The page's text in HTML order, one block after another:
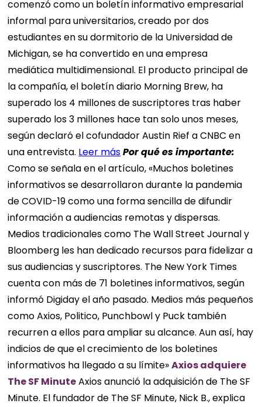
comenzó como un boletín informativo empresarial
informal para universitarios, creado por dos
estudiantes en su dormitorio de la Universidad de
Michigan, se ha convertido en una empresa
mediática multidimensional. El producto principal de
la compañía, el boletín diario Morning Brew, ha
superado los 4 millones de suscriptores tras haber
superado los 3 millones hace tan solo unos meses,
según declaró el cofundador Austin Rief a CNBC en
una entrevista. Leer másPor qué es importante:
Como se señala en el artículo, «Muchos boletines
informativos se desarrollaron durante la pandemia
de COVID-19 como una forma sencilla de difundir
información a audiencias remotas y dispersas.
Medios tradicionales como The Wall Street Journal y
Bloomberg les han dedicado recursos para fidelizar a
sus audiencias y suscriptores. The New York Times
cuenta con más de 71 boletines informativos, según
informó Digiday el año pasado. Medios más pequeños
como Axios, Politico, Punchbowl y Puck también
recurren a ellos para ampliar su alcance. Aun así, hay
indicios de que el crecimiento de los boletines
informativos ha llegado a su límite»Axios adquiere
The SF MinuteAxios anunció la adquisición de The SF
Minute. El fundador de The SF Minute, Nick B., explica